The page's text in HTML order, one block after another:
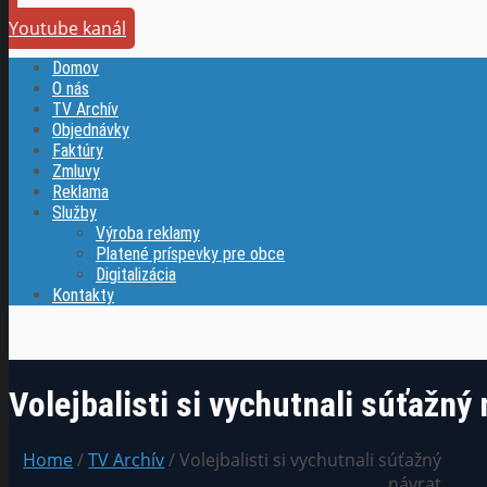
Youtube kanál
Domov
O nás
TV Archív
Objednávky
Faktúry
Zmluvy
Reklama
Služby
Výroba reklamy
Platené príspevky pre obce
Digitalizácia
Kontakty
Volejbalisti si vychutnali súťažný
Home/TV Archív/ Volejbalisti si vychutnali súťažný